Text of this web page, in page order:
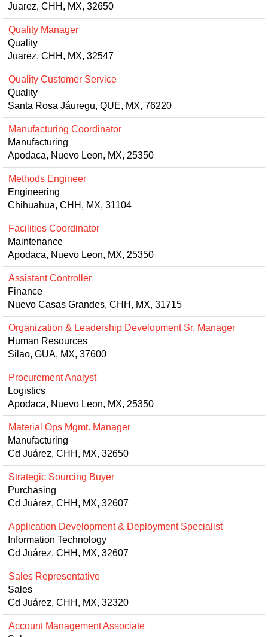
Juarez, CHH, MX, 32650
Quality Manager
Quality
Juarez, CHH, MX, 32547
Quality Customer Service
Quality
Santa Rosa Jáuregu, QUE, MX, 76220
Manufacturing Coordinator
Manufacturing
Apodaca, Nuevo Leon, MX, 25350
Methods Engineer
Engineering
Chihuahua, CHH, MX, 31104
Facilities Coordinator
Maintenance
Apodaca, Nuevo Leon, MX, 25350
Assistant Controller
Finance
Nuevo Casas Grandes, CHH, MX, 31715
Organization & Leadership Development Sr. Manager
Human Resources
Silao, GUA, MX, 37600
Procurement Analyst
Logistics
Apodaca, Nuevo Leon, MX, 25350
Material Ops Mgmt. Manager
Manufacturing
Cd Juárez, CHH, MX, 32650
Strategic Sourcing Buyer
Purchasing
Cd Juárez, CHH, MX, 32607
Application Development & Deployment Specialist
Information Technology
Cd Juárez, CHH, MX, 32607
Sales Representative
Sales
Cd Juárez, CHH, MX, 32320
Account Management Associate